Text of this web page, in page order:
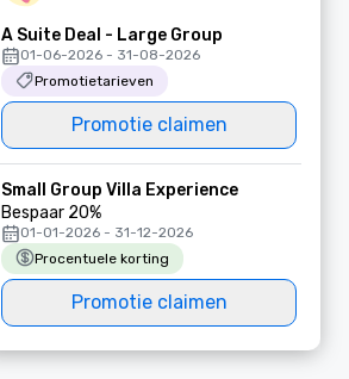
A Suite Deal - Large Group
01-06-2026 - 31-08-2026
Promotietarieven
Promotie claimen
Small Group Villa Experience
Bespaar 20%
01-01-2026 - 31-12-2026
Procentuele korting
Promotie claimen